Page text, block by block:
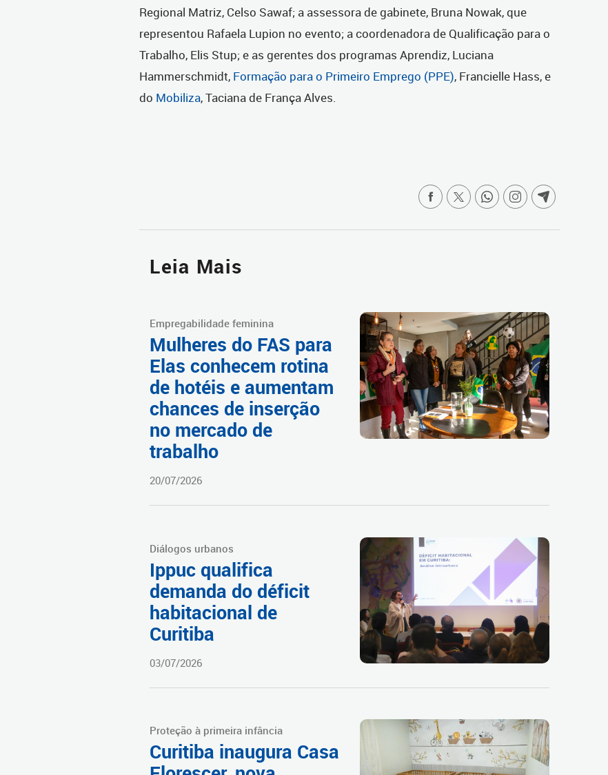
Regional Matriz, Celso Sawaf; a assessora de gabinete, Bruna Nowak, que
representou Rafaela Lupion no evento; a coordenadora de Qualificação para o
Trabalho, Elis Stup; e as gerentes dos programas Aprendiz, Luciana
Hammerschmidt, Formação para o Primeiro Emprego (PPE), Francielle Hass, e
do Mobiliza, Taciana de França Alves.
Leia Mais
Empregabilidade feminina
Mulheres do FAS para
Elas conhecem rotina
de hotéis e aumentam
chances de inserção
no mercado de
trabalho
20/07/2026
Diálogos urbanos
Ippuc qualifica
demanda do déficit
habitacional de
Curitiba
03/07/2026
Proteção à primeira infância
Curitiba inaugura Casa